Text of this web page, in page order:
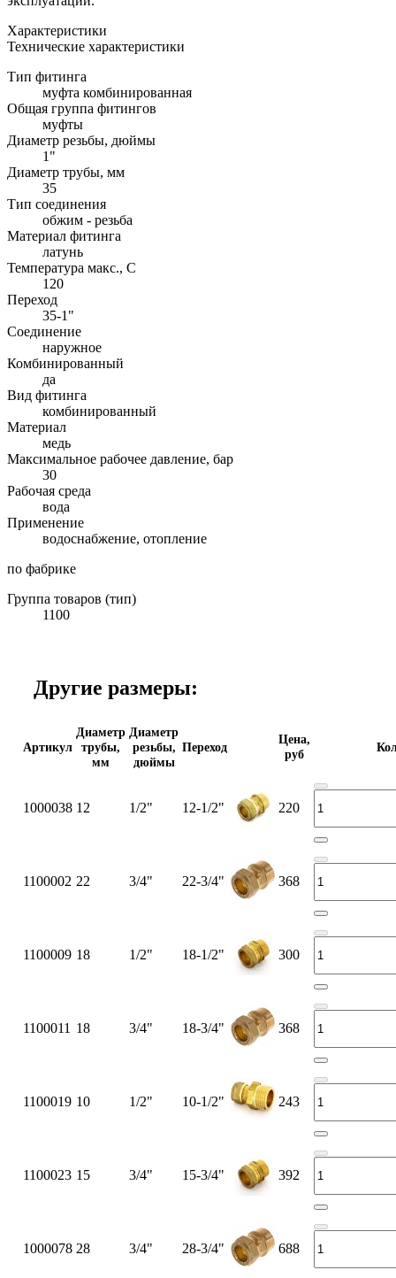
Характеристики
Технические характеристики
Тип фитинга
муфта комбинированная
Общая группа фитингов
муфты
Диаметр резьбы, дюймы
1"
Диаметр трубы, мм
35
Тип соединения
обжим - резьба
Материал фитинга
латунь
Температура макс., С
120
Переход
35-1"
Соединение
наружное
Комбинированный
да
Вид фитинга
комбинированный
Материал
медь
Максимальное рабочее давление, бар
30
Рабочая среда
вода
Применение
водоснабжение, отопление
по фабрике
Группа товаров (тип)
1100
Другие размеры:
Артикул
Диаметр
трубы,
мм
Диаметр
резьбы,
дюймы
Переход
Цена,
руб
1000038 12 1/2" 12-1/2" 220
1100002 22 3/4" 22-3/4" 368
1100009 18 1/2" 18-1/2" 300
1100011 18 3/4" 18-3/4" 368
1100019 10 1/2" 10-1/2" 243
1100023 15 3/4" 15-3/4" 392
1000078 28 3/4" 28-3/4" 688